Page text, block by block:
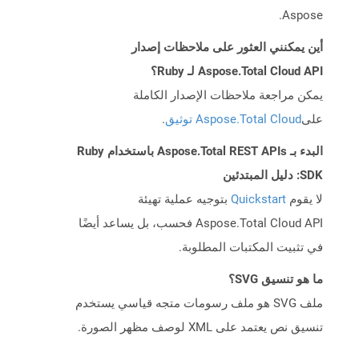
Aspose.
أين يمكنني العثور على ملاحظات إصدار
Aspose.Total Cloud API لـ Ruby؟
يمكن مراجعة ملاحظات الإصدار الكاملة
علىAspose.Total Cloud توثيق .
البدء بـ Aspose.Total REST APIs باستخدام Ruby
SDK: دليل المبتدئين
لا يقوم Quickstart بتوجيه عملية تهيئة
Aspose.Total Cloud API فحسب، بل يساعد أيضًا
في تثبيت المكتبات المطلوبة.
ما هو تنسيق SVG؟
ملف SVG هو ملف رسومات متجه قياسي يستخدم
تنسيق نص يعتمد على XML لوصف مظهر الصورة.